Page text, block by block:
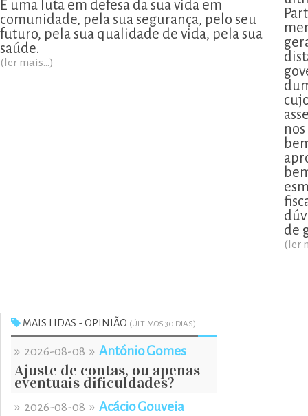
É uma luta em defesa da sua vida em
comunidade, pela sua segurança, pelo seu
futuro, pela sua qualidade de vida, pela sua
saúde.
(ler mais...)
de
(ler
MAIS LIDAS - OPINIÃO (ÚLTIMOS 30 DIAS)
» 2026-08-08 » António Gomes
Ajuste de contas, ou apenas
eventuais dificuldades?
» 2026-08-08 » Acácio Gouveia